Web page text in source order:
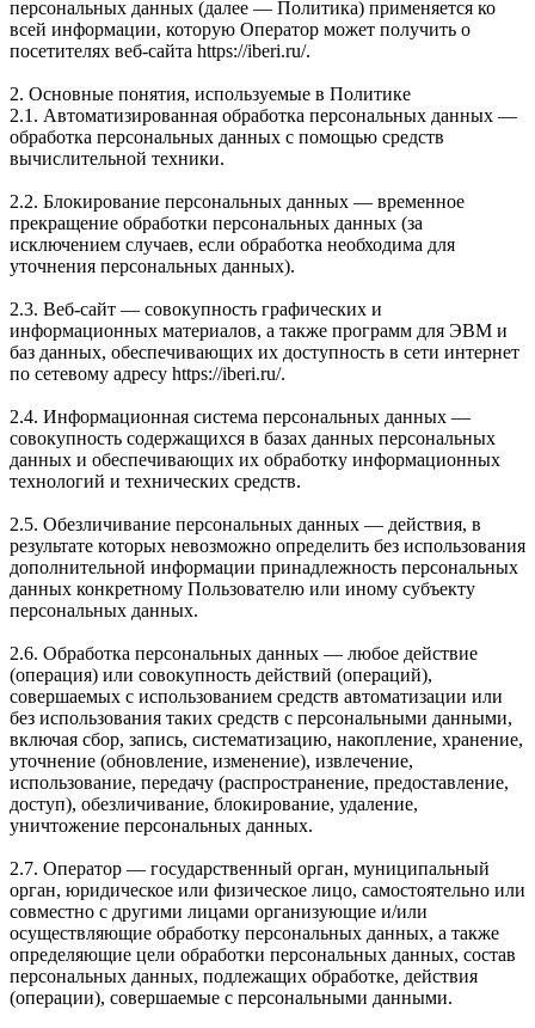
персональных данных (далее — Политика) применяется ко
всей информации, которую Оператор может получить о
посетителях веб-сайта https://iberi.ru/.
2. Основные понятия, используемые в Политике
2.1. Автоматизированная обработка персональных данных —
обработка персональных данных с помощью средств
вычислительной техники.
2.2. Блокирование персональных данных — временное
прекращение обработки персональных данных (за
исключением случаев, если обработка необходима для
уточнения персональных данных).
2.3. Веб-сайт — совокупность графических и
информационных материалов, а также программ для ЭВМ и
баз данных, обеспечивающих их доступность в сети интернет
по сетевому адресу https://iberi.ru/.
2.4. Информационная система персональных данных —
совокупность содержащихся в базах данных персональных
данных и обеспечивающих их обработку информационных
технологий и технических средств.
2.5. Обезличивание персональных данных — действия, в
результате которых невозможно определить без использования
дополнительной информации принадлежность персональных
данных конкретному Пользователю или иному субъекту
персональных данных.
2.6. Обработка персональных данных — любое действие
(операция) или совокупность действий (операций),
совершаемых с использованием средств автоматизации или
без использования таких средств с персональными данными,
включая сбор, запись, систематизацию, накопление, хранение,
уточнение (обновление, изменение), извлечение,
использование, передачу (распространение, предоставление,
доступ), обезличивание, блокирование, удаление,
уничтожение персональных данных.
2.7. Оператор — государственный орган, муниципальный
орган, юридическое или физическое лицо, самостоятельно или
совместно с другими лицами организующие и/или
осуществляющие обработку персональных данных, а также
определяющие цели обработки персональных данных, состав
персональных данных, подлежащих обработке, действия
(операции), совершаемые с персональными данными.